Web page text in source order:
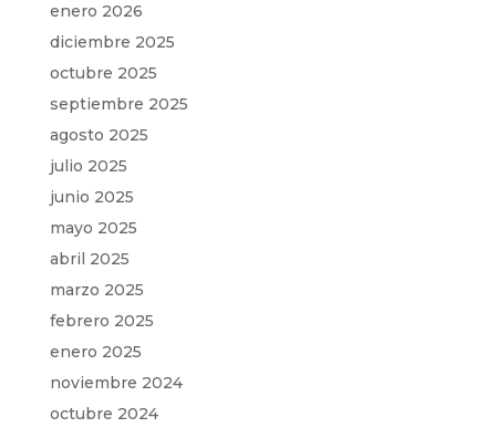
enero 2026
diciembre 2025
octubre 2025
septiembre 2025
agosto 2025
julio 2025
junio 2025
mayo 2025
abril 2025
marzo 2025
febrero 2025
enero 2025
noviembre 2024
octubre 2024